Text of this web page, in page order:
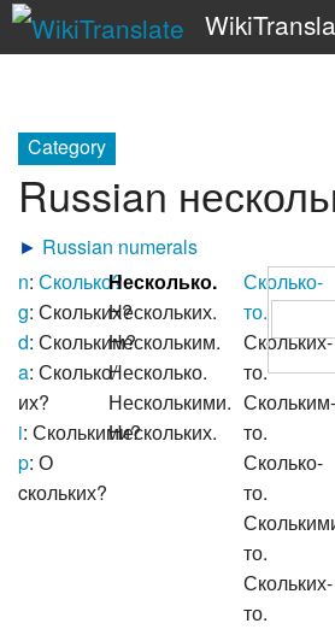
Category
Russian
► Russian numerals
n: Сколько?
g: Скольких?
d: Скольким?
a: Сколько/
их?
i: Сколькими?
p: О
cкольких?
Несколько.
Нескольких.
Нескольким.
Несколько.
Несколькими.
Нескольких.
Сколько-
то.
Скольких-
то.
Скольким-
то.
Сколько-
то.
то.
Скольких-
то.